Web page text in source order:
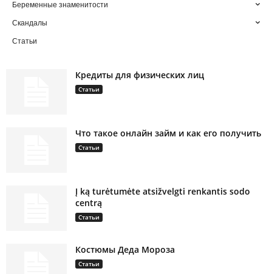
Беременные знаменитости
Скандалы
Статьи
Кредиты для физических лиц
Статьи
Что такое онлайн займ и как его получить
Статьи
Į ką turėtumėte atsižvelgti renkantis sodo
centrą
Статьи
Костюмы Деда Мороза
Статьи